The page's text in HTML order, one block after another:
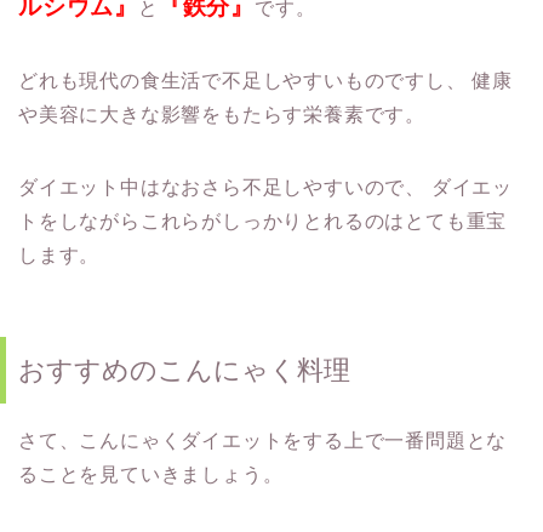
と です。
どれも現代の食生活で不足しやすいものですし、
健康
や美容に大きな影響をもたらす栄養素です。
ダイエット中はなおさら不足しやすいので、
ダイエッ
トをしながらこれらがしっかりとれるのはとても重宝
します。
おすすめのこんにゃく料理
さて、こんにゃくダイエットをする上で一番問題とな
ることを見ていきましょう。